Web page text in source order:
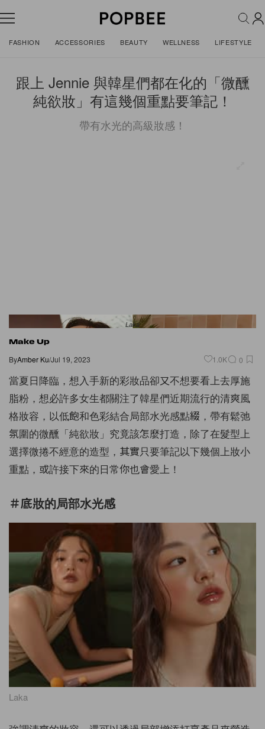
FASHION ACCESSORIES BEAUTY WELLNESS LIFESTYLE
跟上 Jennie 與韓星們都在化的「微醺
純欲妝」有這幾個重點要筆記！
帶有水光的高級妝感！
Laka
Make Up
ByAmber Ku/Jul 19, 2023 1.0K 0
當夏日降臨，想入手新的彩妝品卻又不想要看上去厚施
脂粉，想必許多女生都關注了韓星們近期流行的清爽風
格妝容，以低飽和色彩結合局部水光感點綴，帶有鬆弛
氛圍的微醺「純欲妝」究竟該怎麼打造，除了在髮型上
選擇微捲不經意的造型，其實只要筆記以下幾個上妝小
重點，或許接下來的日常你也會愛上！
＃底妝的局部水光感
Laka